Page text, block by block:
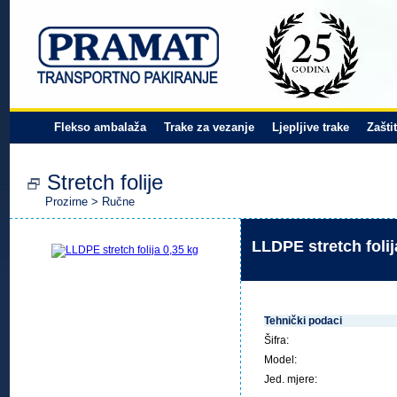
Flekso ambalaža Trake za vezanje Ljepljive trake
Stretch folije
Prozirne > Ručne
LLDPE stretch
Tehnički podaci
Šifra:
Model:
Jed. mjere: